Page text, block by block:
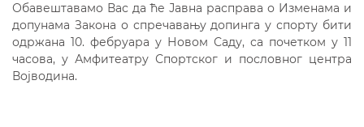
Обавештавамo Вас да ће Јавна расправа о Изменама и
допунама Закона о спречавању допинга у спорту бити
одржана 10. фебруара у Новом Саду, са почетком у 11
часова, у Амфитеатру Спортског и пословног центра
Војводина.